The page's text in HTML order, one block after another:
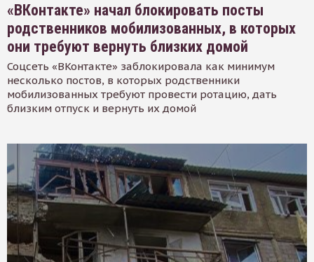
«ВКонтакте» начал блокировать посты
родственников мобилизованных, в которых
они требуют вернуть близких домой
Соцсеть «ВКонтакте» заблокировала как минимум
несколько постов, в которых родственники
мобилизованных требуют провести ротацию, дать
близким отпуск и вернуть их домой